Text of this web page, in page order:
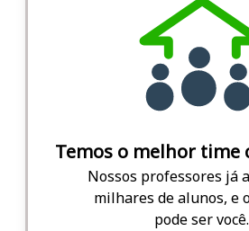
Temos o melhor time
Nossos professores já
milhares de alunos, e
pode ser você.